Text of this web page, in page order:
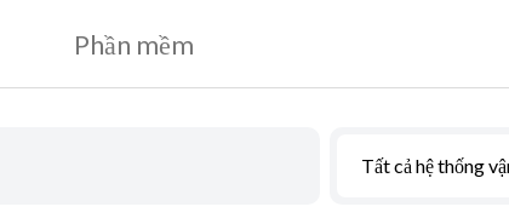
Phần mềm
Tất cả hệ thống